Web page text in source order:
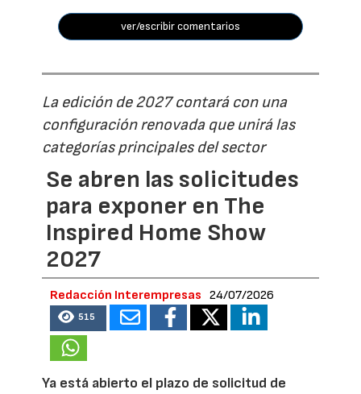
ver/escribir comentarios
La edición de 2027 contará con una
configuración renovada que unirá las
categorías principales del sector
Se abren las solicitudes
para exponer en The
Inspired Home Show
2027
Redacción Interempresas 24/07/2026
515
Ya está abierto el plazo de solicitud de